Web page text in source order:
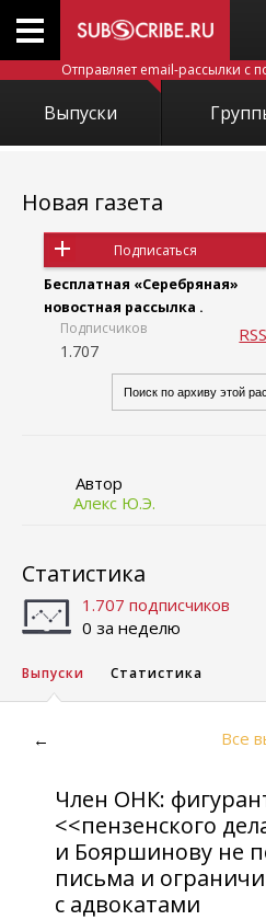
Отправляет email-рассылки с
Выпуски
Новая газета
Подписаться
Бесплатная «Серебряная»
новостная рассылка .
Подписчиков
1.707
RSS
Автор
Алекс Ю.Э.
Статистика
1.707 подписчиков
0 за неделю
Выпуски Статистика
← Все
Член ОНК:
<<пензенского
и Бояршинову не
письма и
с адвокатами